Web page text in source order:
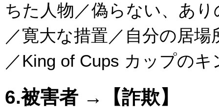
ちた人物／偽らない、あ
／寛大な措置／自分の居
／King of Cups カップの
6.被害者 →【詐欺】